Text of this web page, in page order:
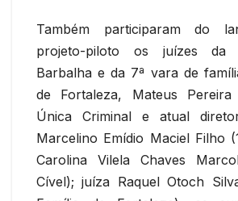
Também participaram do
projeto-piloto os juízes da
Barbalha e da 7ª vara de
de Fortaleza, Mateus
Única Criminal e atual
Marcelino Emídio Maciel Filho
Carolina Vilela Chaves
Cível); juíza Raquel Otoch